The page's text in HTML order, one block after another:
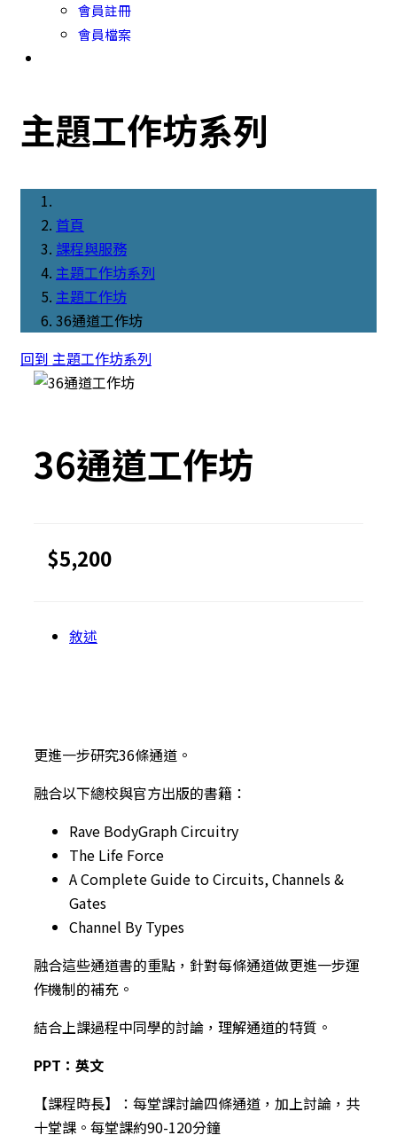
會員註冊
會員檔案
主題工作坊系列
首頁
課程與服務
主題工作坊系列
主題工作坊
36通道工作坊
回到 主題工作坊系列
36通道工作坊
$5,200
敘述
更進一步研究36條通道。
融合以下總校與官方出版的書籍：
Rave BodyGraph Circuitry
The Life Force
A Complete Guide to Circuits, Channels &
Gates
Channel By Types
融合這些通道書的重點，針對每條通道做更進一步運
作機制的補充。
結合上課過程中同學的討論，理解通道的特質。
PPT：英文
【課程時長】：每堂課討論四條通道，加上討論，共
十堂課。每堂課約90-120分鐘